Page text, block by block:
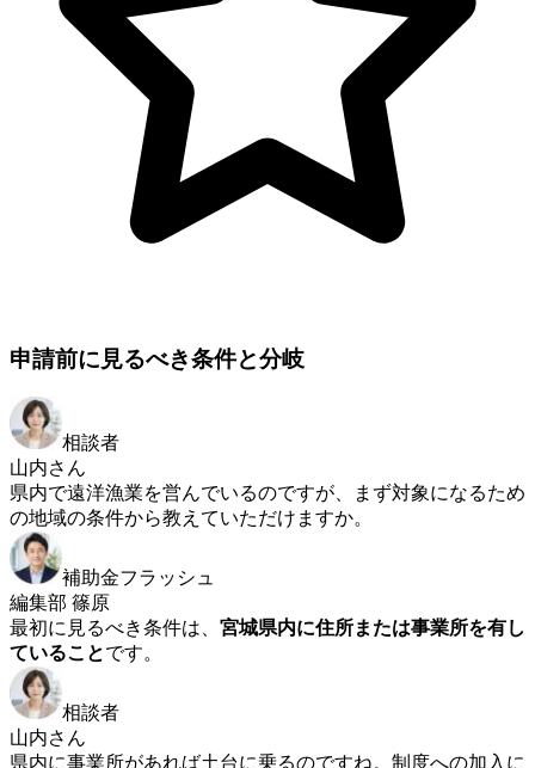
申請前に見るべき条件と分岐
相談者
山内さん
県内で遠洋漁業を営んでいるのですが、まず対象になるため
の地域の条件から教えていただけますか。
補助金フラッシュ
編集部 篠原
最初に見るべき条件は、 宮城県内に住所または事業所を有し
ていることです。
相談者
山内さん
県内に事業所があれば土台に乗るのですね。制度への加入に